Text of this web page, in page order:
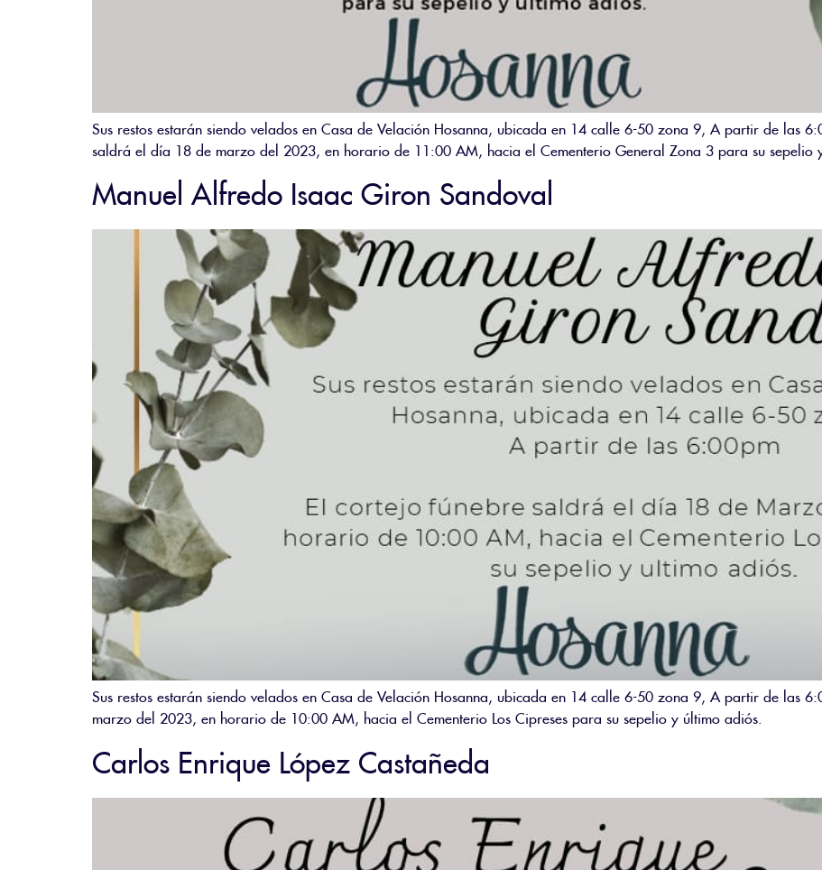
Sus restos estarán siendo velados en Casa de Velación Hosanna, ubicada en 14 calle 6-50 zona 9, A partir de las
saldrá el día 18 de marzo del 2023, en horario de 11:00 AM, hacia el Cementerio General Zona 3 para su sepelio
Manuel Alfredo Isaac Giron Sandoval
Sus restos estarán siendo velados en Casa de Velación Hosanna, ubicada en 14 calle 6-50 zona 9, A partir de las
marzo del 2023, en horario de 10:00 AM, hacia el Cementerio Los Cipreses para su sepelio y último adiós.
Carlos Enrique López Castañeda